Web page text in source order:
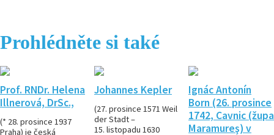
Prohlédněte si také
Prof. RNDr. Helena
Illnerová, DrSc.,
(* 28. prosince 1937
Praha) je česká
Johannes Kepler
(27. prosince 1571 Weil
der Stadt –
15. listopadu 1630
Ignác Antonín
Born (26. prosince
1742, Cavnic (župa
Maramureş) v